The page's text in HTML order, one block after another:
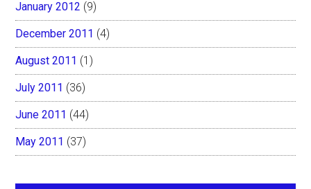
January 2012 (9)
December 2011 (4)
August 2011 (1)
July 2011 (36)
June 2011 (44)
May 2011 (37)